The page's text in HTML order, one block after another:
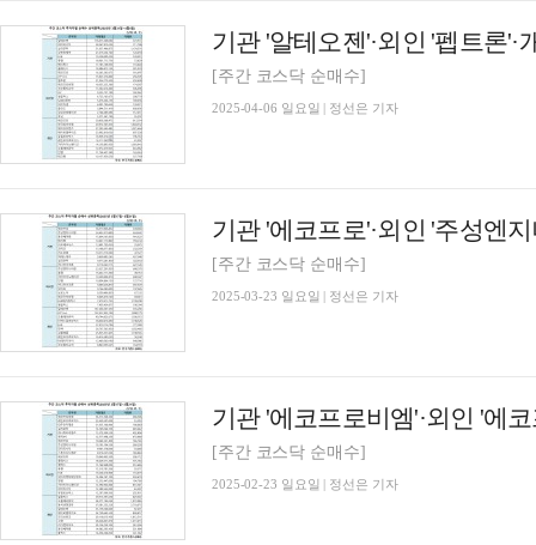
[주간 코스닥 순매수]
2025-04-06 일요일 | 정선은 기자
[주간 코스닥 순매수]
2025-03-23 일요일 | 정선은 기자
[주간 코스닥 순매수]
2025-02-23 일요일 | 정선은 기자